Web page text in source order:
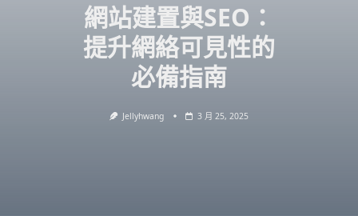
網站建置與SEO：
提升網絡可見性的
必備指南
Jellyhwang 3 月 25, 2025